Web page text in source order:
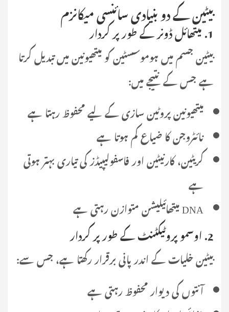
بیٹین کے دو بنیادی سائنسی میکانزم
1. میتھائل ڈونر کے طور پر کردار
بیٹین جسم میں ہوموسسٹین کو میتھیونین میں تبدیل کرتا
ہے جس کے نتیجے میں:
میتھیونین پروٹین سازی کے لیے محفوظ رہتا ہے
نائٹروجن کا ضیاع کم ہوتا ہے
کریٹین، کارنیٹین اور فاسفولیپیڈز کی تیاری بہتر ہوتی
ہے
DNA میتھائیلیشن متوازن رہتی ہے
2. اوسمو پروٹیکٹنٹ کے طور پر کردار
بیٹین خلیات کے اندر پانی برقرار رکھتا ہے، جس سے:
آنتوں کی دیوار محفوظ رہتی ہے